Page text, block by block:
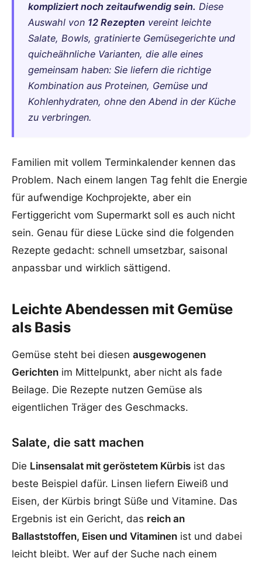
kompliziert noch zeitaufwendig sein. Diese
Auswahl von 12 Rezepten vereint leichte
Salate, Bowls, gratinierte Gemüsegerichte und
quicheähnliche Varianten, die alle eines
gemeinsam haben: Sie liefern die richtige
Kombination aus Proteinen, Gemüse und
Kohlenhydraten, ohne den Abend in der Küche
zu verbringen.
Familien mit vollem Terminkalender kennen das
Problem. Nach einem langen Tag fehlt die Energie
für aufwendige Kochprojekte, aber ein
Fertiggericht vom Supermarkt soll es auch nicht
sein. Genau für diese Lücke sind die folgenden
Rezepte gedacht: schnell umsetzbar, saisonal
anpassbar und wirklich sättigend.
Leichte Abendessen mit Gemüse
als Basis
Gemüse steht bei diesen ausgewogenen
Gerichten im Mittelpunkt, aber nicht als fade
Beilage. Die Rezepte nutzen Gemüse als
eigentlichen Träger des Geschmacks.
Salate, die satt machen
Die Linsensalat mit geröstetem Kürbis ist das
beste Beispiel dafür. Linsen liefern Eiweiß und
Eisen, der Kürbis bringt Süße und Vitamine. Das
Ergebnis ist ein Gericht, das reich an
Ballaststoffen, Eisen und Vitaminen ist und dabei
leicht bleibt. Wer auf der Suche nach einem